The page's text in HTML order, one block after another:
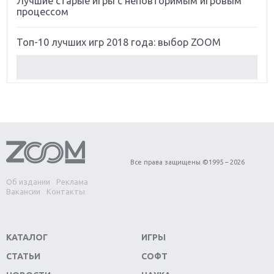
процессом
Топ-10 лучших игр 2018 года: выбор ZOOM
Обзор игры Forza Horizon 4: вершина эволюции
Две важных новинки для консолей: Spider-Man и
Divinity Original Sin 2
Switch
Обзор игры The Crew 2: покорение Америки
Об издании
Реклама
Вакансии
Контакты
Все права защищены ©1995 – 2026
КАТАЛОГ
СТАТЬИ
ИГРЫ
СОФТ